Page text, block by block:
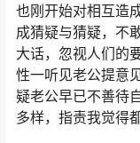
也刚开始对相互造
成猜疑与猜疑，不
大话，忽视人们的
性一听见老公提意
疑老公早已不善待
多样，指责我觉得